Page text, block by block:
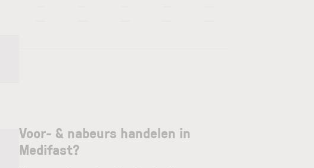
Voor- & nabeurs handelen in
Medifast?